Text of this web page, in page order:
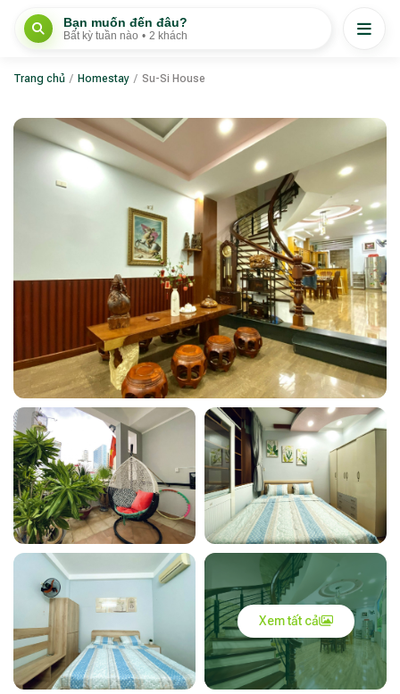
Bạn muốn đến đâu?
Bất kỳ tuần nào • 2 khách
Trang chủ / Homestay / Su-Si House
Xem tất cả